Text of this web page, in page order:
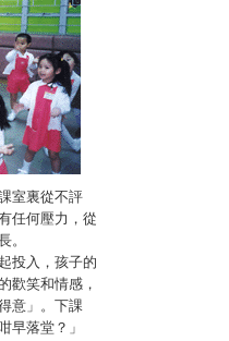
室裏從不評
任何壓力，從
。
投入，孩子的
歡笑和情感，
意」。下課
早落堂？」